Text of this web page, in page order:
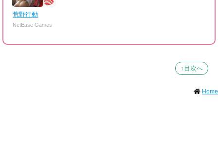
荒野行動
NetEase Games
↑目次へ
Home